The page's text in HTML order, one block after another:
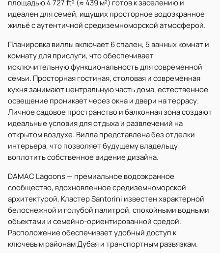
площадью 4 727 ft² (≈ 439 м²) готов к заселению и
идеален для семей, ищущих просторное водоэкранное
жильё с аутентичной средиземноморской атмосферой.
Планировка виллы включает 6 спален, 5 ванных комнат и
комнату для прислуги, что обеспечивает
исключительную функциональность для современной
семьи. Просторная гостиная, столовая и современная
кухня занимают центральную часть дома, естественное
освещение проникает через окна и двери на террасу.
Личное садовое пространство и балконная зона создают
идеальные условия для отдыха и развлечений на
открытом воздухе. Вилла представлена без отделки
интерьера, что позволяет будущему владельцу
воплотить собственное видение дизайна.
DAMAC Lagoons — премиальное водоэкранное
сообщество, вдохновленное средиземноморской
архитектурой. Кластер Santorini известен характерной
белоснежной и голубой палитрой, спокойными водными
объектами и семейно-ориентированной средой.
Расположение обеспечивает удобный доступ к
ключевым районам Дубая и транспортным развязкам.